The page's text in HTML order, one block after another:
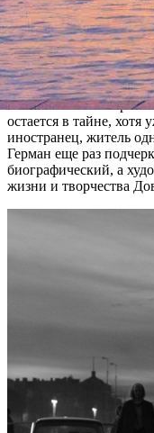
"На данный момент
монтажу картины, –
посвященной
пройдет в Петербурге
75-летию со дня
Имя исполнителя роли
остается в тайне, хотя
иностранец, житель
Герман еще раз
биографический, а
жизни и творчества